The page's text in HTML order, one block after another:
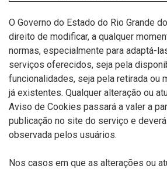
O Governo do Estado do Rio Grande
direito de modificar, a qualquer
normas, especialmente para adaptá-
serviços oferecidos, seja pela
funcionalidades, seja pela retirada ou
já existentes. Qualquer alteração ou
Aviso de Cookies passará a valer a
publicação no site do serviço e
observada pelos usuários.
Nos casos em que as alterações ou